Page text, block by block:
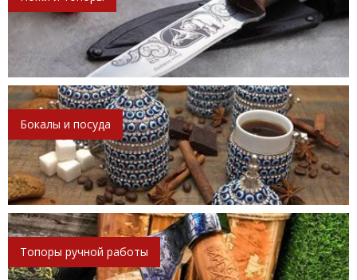
Бокалы и посуда
Топоры ручной работы